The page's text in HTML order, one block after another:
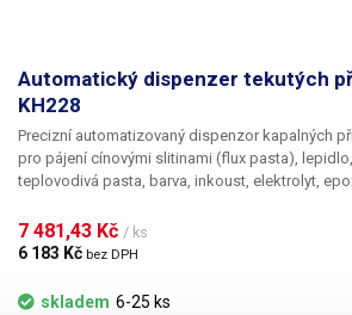
Automatický dispenzer tekutých
KH228
Precizní automatizovaný dispenzor kapalných
pro pájení cínovými slitinami (flux pasta),
teplovodivá pasta, barva, inkoust, elektrolyt,
mít libovolnou viskozitu; nastavením tlaku a
dosáhnete vždy požadovaného množství v jedné
7 481,43 Kč / ks
6 183 Kč bez DPH
skladem 6-25 ks